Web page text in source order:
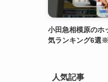
小田急相模原のホ
気ランキング6選
人気記事